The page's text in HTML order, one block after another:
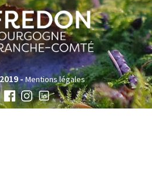
-Mentions légales